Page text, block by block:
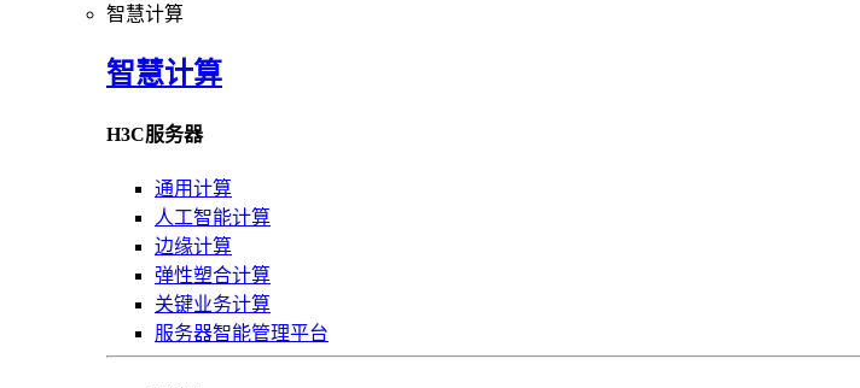
智慧计算
智慧计算
H3C服务器
通用计算
人工智能计算
边缘计算
弹性塑合计算
关键业务计算
服务器智能管理平台